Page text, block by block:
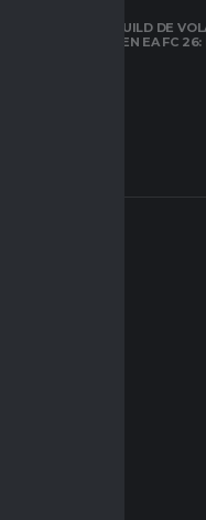
LA MEJOR BUILD DE
CARRILERO EN EA FC